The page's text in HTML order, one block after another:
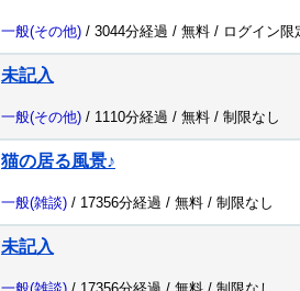
一般(その他) / 3044分経過 / 無料 / ログイン限
未記入
一般(その他) / 1110分経過 / 無料 / 制限なし
猫の居る風景♪
一般(雑談) / 17356分経過 / 無料 / 制限なし
未記入